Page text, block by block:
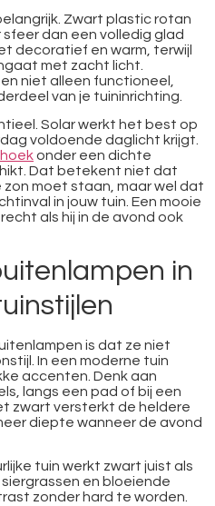
Zwart plastic rotan
dan een volledig glad
decoratief en warm, terwijl
met zacht licht.
niet alleen functioneel,
van je tuininrichting.
Solar werkt het best op
voldoende daglicht krijgt.
onder een dichte
Dat betekent niet dat
zon moet staan, maar wel dat
in jouw tuin. Een mooie
als hij in de avond ook
in
is dat ze niet
In een moderne tuin
accenten. Denk aan
langs een pad of bij een
zwart versterkt de heldere
diepte wanneer de avond
tuin werkt zwart juist als
en bloeiende
zonder hard te worden.